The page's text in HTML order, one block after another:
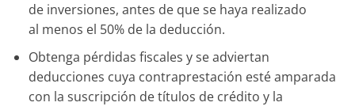
de inversiones, antes de que se haya realizado
al menos el 50% de la deducción.
Obtenga pérdidas fiscales y se adviertan
deducciones cuya contraprestación esté amparada
con la suscripción de títulos de crédito y la